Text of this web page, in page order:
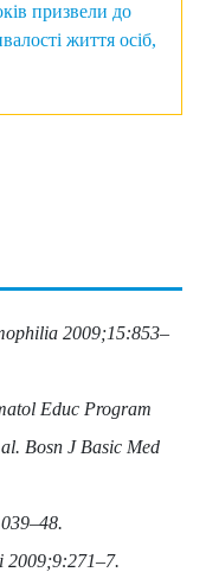
призвели до
життя осіб,
2009;15:853–
Educ Program
Bosn J Basic Med
2009;9:271–7.